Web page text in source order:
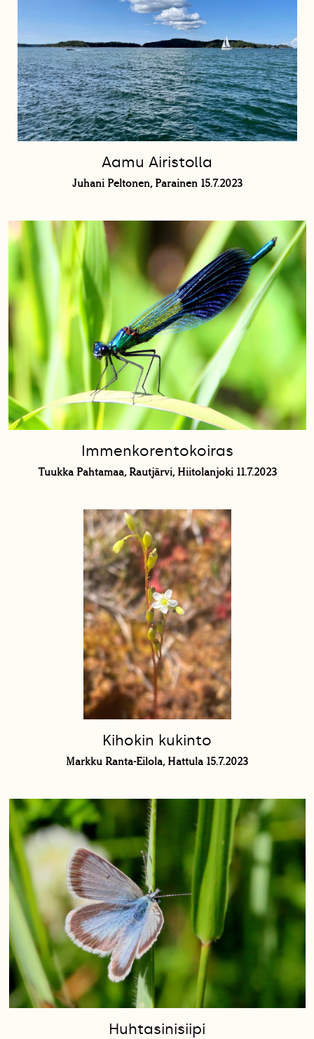
Aamu Airistolla
Juhani Peltonen, Parainen 15.7.2023
Immenkorentokoiras
Tuukka Pahtamaa, Rautjärvi, Hiitolanjoki 11.7.2023
Kihokin kukinto
Markku Ranta-Eilola, Hattula 15.7.2023
Huhtasinisiipi